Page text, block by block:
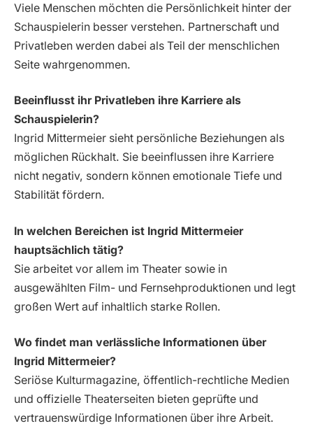
Viele Menschen möchten die Persönlichkeit hinter der
Schauspielerin besser verstehen. Partnerschaft und
Privatleben werden dabei als Teil der menschlichen
Seite wahrgenommen.
Beeinflusst ihr Privatleben ihre Karriere als
Schauspielerin?
Ingrid Mittermeier sieht persönliche Beziehungen als
möglichen Rückhalt. Sie beeinflussen ihre Karriere
nicht negativ, sondern können emotionale Tiefe und
Stabilität fördern.
In welchen Bereichen ist Ingrid Mittermeier
hauptsächlich tätig?
Sie arbeitet vor allem im Theater sowie in
ausgewählten Film- und Fernsehproduktionen und legt
großen Wert auf inhaltlich starke Rollen.
Wo findet man verlässliche Informationen über
Ingrid Mittermeier?
Seriöse Kulturmagazine, öffentlich-rechtliche Medien
und offizielle Theaterseiten bieten geprüfte und
vertrauenswürdige Informationen über ihre Arbeit.